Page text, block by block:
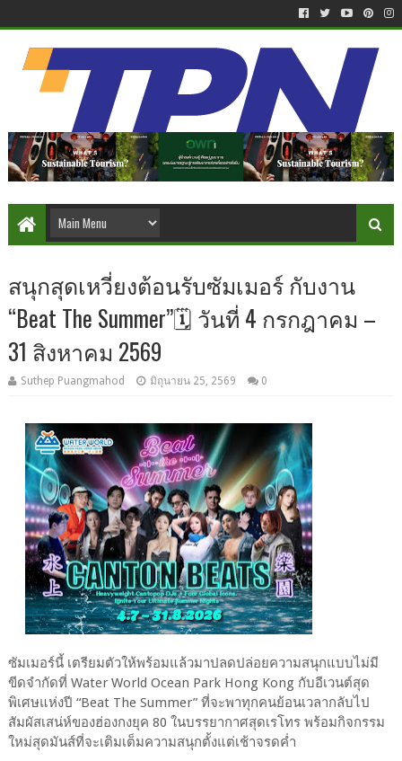
สนุกสุดเหวี่ยงต้อนรับซัมเมอร์ กับงาน
“Beat The Summer”🗓 วันที่ 4 กรกฎาคม –
31 สิงหาคม 2569
Suthep Puangmahod มิถุนายน 25, 2569 0
ซัมเมอร์นี้ เตรียมตัวให้พร้อมแล้วมาปลดปล่อยความสนุกแบบไม่มี
ขีดจำกัดที่ Water World Ocean Park Hong Kong กับอีเวนต์สุด
พิเศษแห่งปี “Beat The Summer” ที่จะพาทุกคนย้อนเวลากลับไป
สัมผัสเสน่ห์ของฮ่องกงยุค 80 ในบรรยากาศสุดเรโทร พร้อมกิจกรรม
ใหม่สุดมันส์ที่จะเติมเต็มความสนุกตั้งแต่เช้าจรดค่ำ